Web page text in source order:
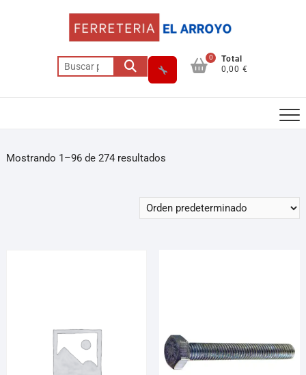
0
Total
0,00 €
Mostrando 1–96 de 274 resultados
En línea · responde en segundos
Llamar (cerrado) WhatsApp